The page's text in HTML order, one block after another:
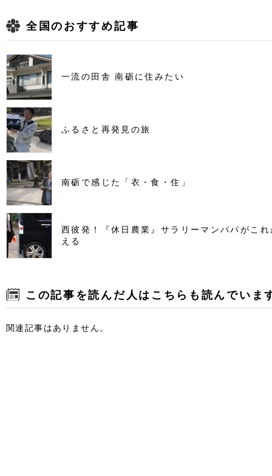
全国のおすすめ記事
一流の田舎 南砺に住みたい
ふるさと再発見の旅
南砺で感じた「衣・食・住」
西彼発！『休日農業』サラリーマンパパがこ
える
この記事を読んだ人はこちらも読んでいま
関連記事はありません。